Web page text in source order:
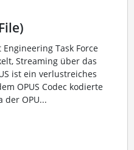
Task Force
Streaming über das
ist ein verlustreiches
OPUS Codec kodierte
der OPU...